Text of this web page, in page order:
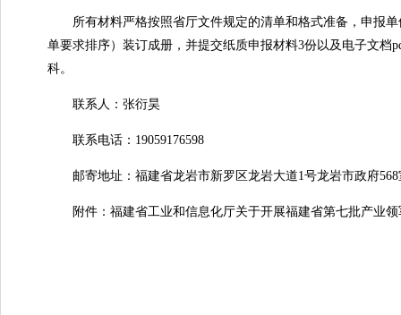
所有材料严格按照省厅文件规定的清单和格式准备，申报单
单要求排序）装订成册，并提交纸质申报材料3份以及电子文档
科。
联系人：张衍昊
联系电话：19059176598
邮寄地址：福建省龙岩市新罗区龙岩大道1号龙岩市政府568
附件：福建省工业和信息化厅关于开展福建省第七批产业领